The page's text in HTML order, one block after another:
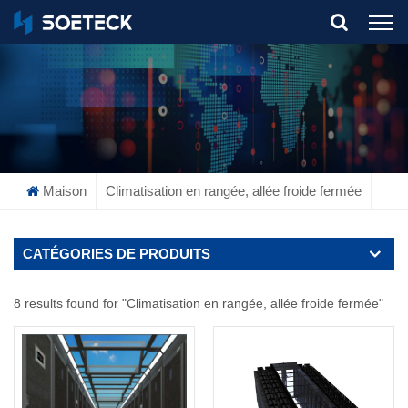
What Are You Looking For?
Maison Climatisation en rangée, allée froide fermée
CATÉGORIES DE PRODUITS
8 results found for "Climatisation en rangée, allée froide fermée"